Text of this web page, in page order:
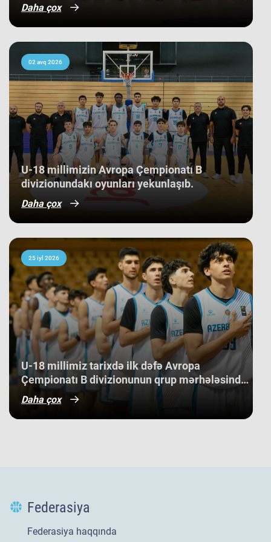
Daha çox
02 avq 2026
U-18 millimizin Avropa Çempionatı B
divizionundakı oyunları yekunlaşıb.
Daha çox
25 iyl 2026
U-18 millimiz tarixdə ilk dəfə Avropa
Çempionatı B divizionunun qrup mərhələsində
qələbə qazanıb.
Daha çox
Federasiya
Federasiya haqqında